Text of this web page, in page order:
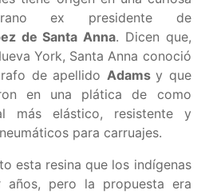
ex presidente de
de Santa Anna. Dicen que,
York, Santa Anna conoció
de apellido Adams y que
en una plática de como
más elástico, resistente y
para carruajes.
esta resina que los indígenas
años, pero la propuesta era